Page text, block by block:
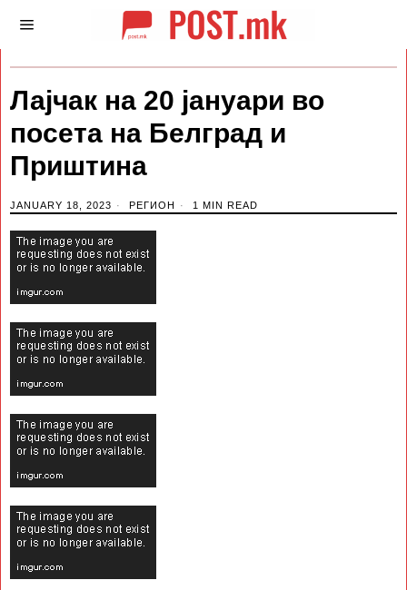
Лајчак на 20 јануари во
посета на Белград и
Приштина
JANUARY 18, 2023 РЕГИОН 1 MIN READ